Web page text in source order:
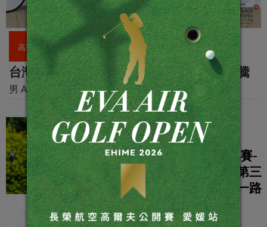
高球要聞
台灣青少年公開賽圓滿落幕 美麗華人氣沸騰
男 A 組施友翔、女 A 組冠軍球員青少年階段最後賽事
高球賽事
2026肇喜登峰巡迴賽-
慶璉禾登豐公開賽第三
回合，王偉軒持續一路
穩居領先